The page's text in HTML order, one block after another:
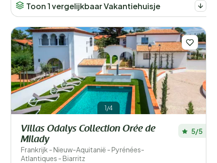
Toon 1 vergelijkbaar Vakantiehuisje
1/4
Villas Odalys Collection Orée de
Milady
Frankrijk - Nieuw-Aquitanië - Pyrénées-
Atlantiques - Biarritz
5/5